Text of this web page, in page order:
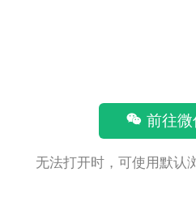
前往
无法打开时，可使用默认